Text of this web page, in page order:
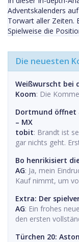
Adventskalenders
Torwart aller Zeiten.
Spielweise die
Die neuesten
Weißwurscht bei
Koom: Die
Dortmund öffnet
– MX
tobit: Brandt ist
gar nichts geht.
Bo henrikisiert
AG: Ja, mein
Kauf nimmt, um
Extra: Der
AG: Ein frohes
den ersten
Türchen 20: